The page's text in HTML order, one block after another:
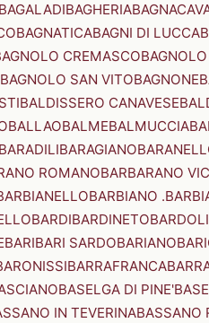
BAGALADIBAGHERIA
BAGNATICABAGNI DI LUCCA
CREMASCO
BAGNOLO SAN VITOBAGNONE
BALDISSERO CANAVESE
BALLAOBALMEBALMUCCIA
BARADILIBARAGIANO
ROMANOBARBARANO
BARBIANO
BARDIBARDINETO
BARIBARI SARDOBARIANO
BARRAFRANCA
BASELGA DI PINE'
IN TEVERINABASSANO